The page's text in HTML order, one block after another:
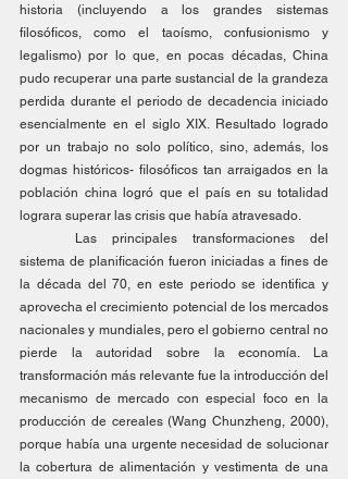
historia (incluyendo a los grandes sistemas
filosóficos, como el taoísmo, confusionismo y
legalismo) por lo que, en pocas décadas, China
pudo recuperar una parte sustancial de la grandeza
perdida durante el periodo de decadencia iniciado
esencialmente en el siglo XIX. Resultado logrado
por un trabajo no solo político, sino, además, los
dogmas históricos- filosóficos tan arraigados en la
población china logró que el país en su totalidad
lograra superar las crisis que había atravesado.
sistema de planificación fueron iniciadas a fines de
la década del 70, en este periodo se identifica y
aprovecha el crecimiento potencial de los mercados
nacionales y mundiales, pero el gobierno central no
pierde la autoridad sobre la economía. La
transformación más relevante fue la introducción del
mecanismo de mercado con especial foco en la
producción de cereales (Wang Chunzheng, 2000),
porque había una urgente necesidad de solucionar
la cobertura de alimentación y vestimenta de una